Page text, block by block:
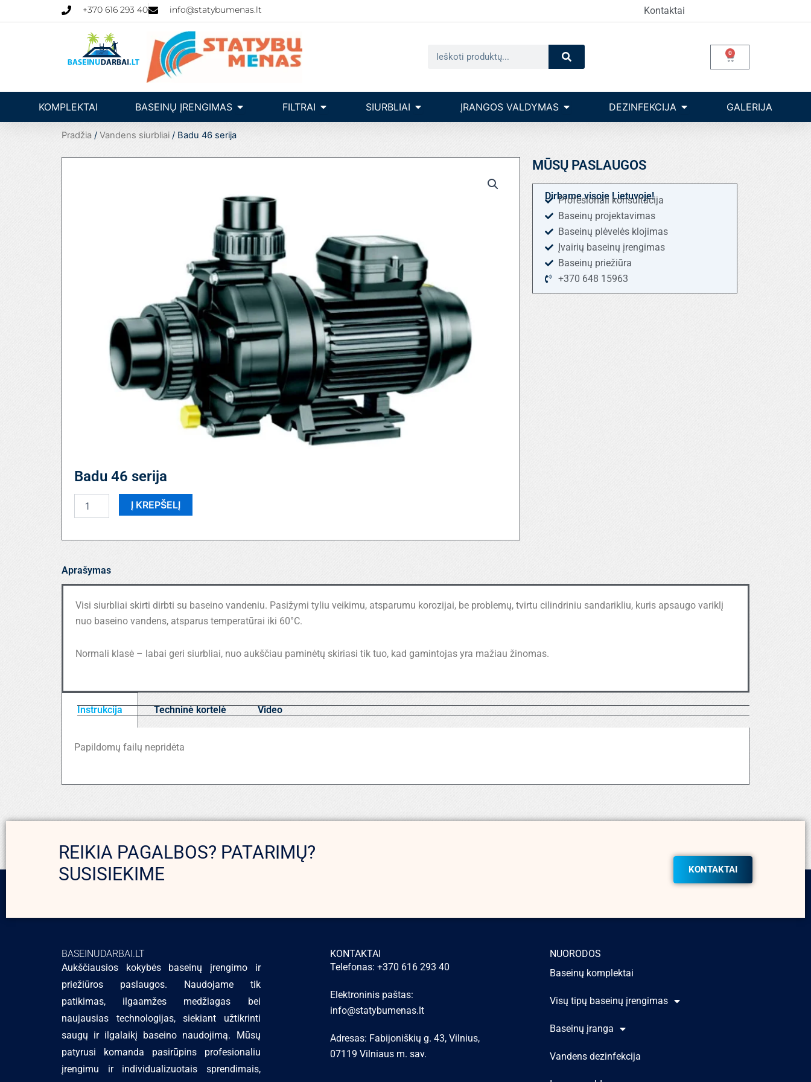
prie
+370 616 293 40 info@statybumenas.lt Kontaktai
Search 0
Cart
KOMPLEKTAI BASEINŲ ĮRENGIMAS Open Baseinų įrengimas
FILTRAI Open filtraiSIURBLIAI Open siurbliaiĮRANGOS VALDYMAS Open Įrangos valdymas
DEZINFEKCIJA Open dezinfekcija
GALERIJA
Pradžia / Vandens siurbliai / Badu 46 serija
Badu 46 serija
kiekis:
Į KREPŠELĮ
MŪSŲ PASLAUGOS
Dirbame visoje Lietuvoje!
Profesionali konsultacija
Baseinų projektavimas
Baseinų plėvelės klojimas
Įvairių baseinų įrengimas
Baseinų priežiūra
+370 648 15963
Aprašymas
Visi siurbliai skirti dirbti su baseino vandeniu. Pasižymi tyliu veikimu, atsparumu korozijai, be problemų, tvirtu cilindriniu sandarikliu, kuris apsaugo variklį
nuo baseino vandens, atsparus temperatūrai iki 60°C.
Normali klasė – labai geri siurbliai, nuo aukščiau paminėtų skiriasi tik tuo, kad gamintojas yra mažiau žinomas.
Instrukcija Techninė kortelė Video
Papildomų failų nepridėta
REIKIA PAGALBOS? PATARIMŲ?
SUSISIEKIME
KONTAKTAI
BASEINUDARBAI.LT
Aukščiausios kokybės baseinų įrengimo ir
priežiūros paslaugos. Naudojame tik
patikimas, ilgaamžes medžiagas bei
naujausias technologijas, siekiant užtikrinti
saugų ir ilgalaikį baseino naudojimą. Mūsų
patyrusi komanda pasirūpins profesionaliu
įrengimu ir individualizuotais sprendimais,
KONTAKTAI
Telefonas: +370 616 293 40
Elektroninis paštas:
info@statybumenas.lt
Adresas: Fabijoniškių g. 43, Vilnius,
07119 Vilniaus m. sav.
NUORODOS
Baseinų komplektai
Visų tipų baseinų įrengimas
Baseinų įranga
Vandens dezinfekcija